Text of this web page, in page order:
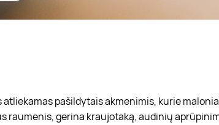
pašildytais akmenimis, kurie
raumenis, gerina kraujotaką, audinių